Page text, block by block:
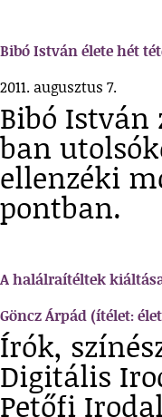
Bibó István élete hét
2011. augusztus 7.
Bibó
ban
ellenzéki
pontban.
A halálraítéltek
Göncz Árpád (ítélet:
Írók,
Digitális
Petőfi